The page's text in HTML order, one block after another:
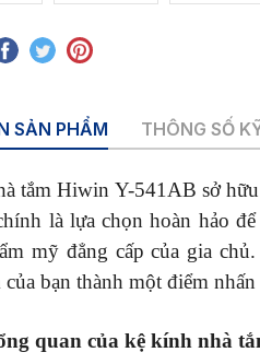
SẢN PHẨM THÔNG SỐ
tắm Hiwin Y-541AB sở
là lựa chọn hoàn hảo
mỹ đẳng cấp của gia chủ.
bạn thành một điểm
quan của kệ kính nhà